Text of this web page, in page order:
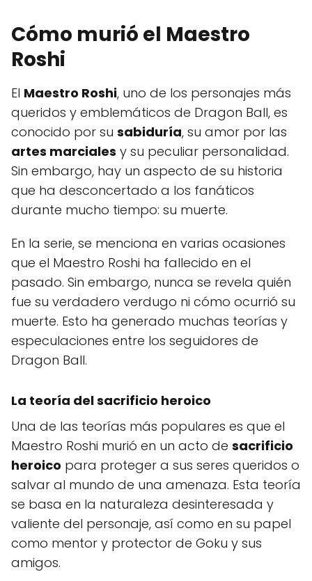
Cómo murió el Maestro
Roshi
El Maestro Roshi, uno de los personajes más
queridos y emblemáticos de Dragon Ball, es
conocido por su sabiduría, su amor por las
artes marciales y su peculiar personalidad.
Sin embargo, hay un aspecto de su historia
que ha desconcertado a los fanáticos
durante mucho tiempo: su muerte.
En la serie, se menciona en varias ocasiones
que el Maestro Roshi ha fallecido en el
pasado. Sin embargo, nunca se revela quién
fue su verdadero verdugo ni cómo ocurrió su
muerte. Esto ha generado muchas teorías y
especulaciones entre los seguidores de
Dragon Ball.
La teoría del sacrificio heroico
Una de las teorías más populares es que el
Maestro Roshi murió en un acto de sacrificio
heroico para proteger a sus seres queridos o
salvar al mundo de una amenaza. Esta teoría
se basa en la naturaleza desinteresada y
valiente del personaje, así como en su papel
como mentor y protector de Goku y sus
amigos.